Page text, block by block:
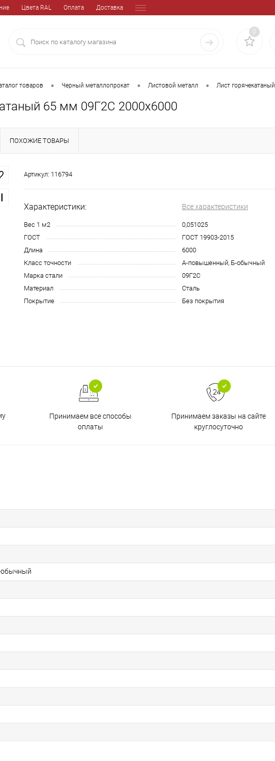
Цвета RAL Оплата Доставка
0
товаров • Черный металлопрокат • Листовой металл • Лист горячекатаный
65 мм 09Г2С 2000х6000
ПОХОЖИЕ ТОВАРЫ
Артикул: 116794
Характеристики: Все характеристики
Вес 1 м2
0,051025
ГОСТ
ГОСТ 19903-2015
Длина
6000
Класс точности
А-повышенный, Б-обычный
Марка стали
09Г2С
Материал
Сталь
Покрытие
Без покрытия
Принимаем все способы
оплаты
Принимаем заказы на сайте
круглосуточно